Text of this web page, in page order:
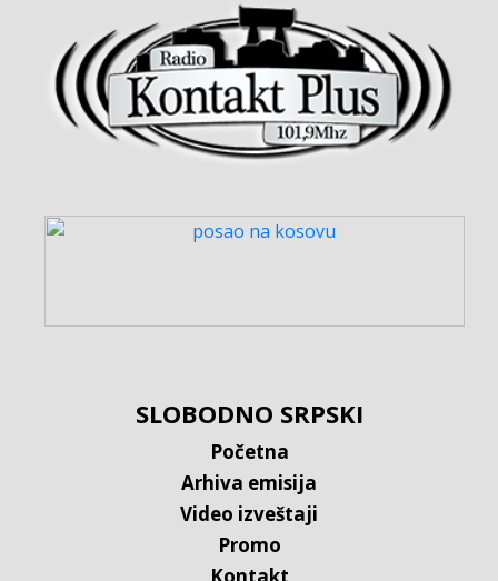
SLOBODNO SRPSKI
Početna
Arhiva emisija
Video izveštaji
Promo